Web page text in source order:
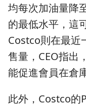
均每次加油量降
的最低水平，這
Costco則在最近
售量，CEO指出
能促進會員在倉
此外，Costco的